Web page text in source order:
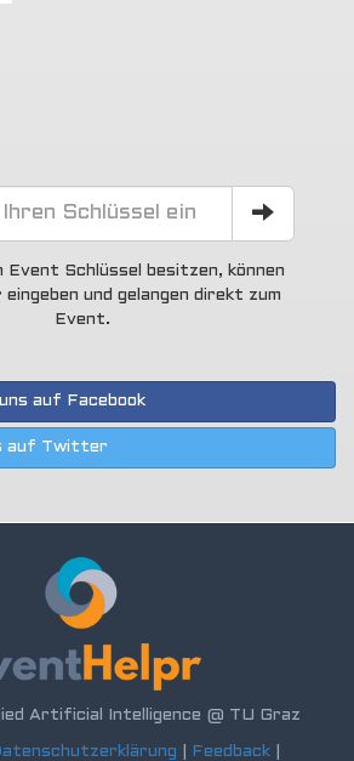
Event Schlüssel besitzen, können
eingeben und gelangen direkt zum
Event.
auf Facebook
auf Twitter
Artificial Intelligence @ TU Graz
Feedback